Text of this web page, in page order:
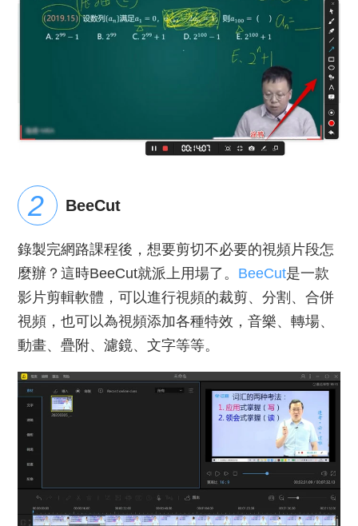
BeeCut
錄製完網路課程後，想要剪切不必要的視頻片段怎
麼辦？這時BeeCut就派上用場了。 BeeCut是一款
影片剪輯軟體，可以進行視頻的裁剪、分割、合併
視頻，也可以為視頻添加各種特效，音樂、轉場、
動畫、疊附、濾鏡、文字等等。